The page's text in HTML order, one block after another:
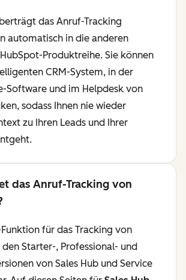
das Anruf-Tracking
automatisch in die anderen
Produktreihe. Sie können
CRM-System, in der
Software und im Helpdesk von
sodass Ihnen nie wieder
zu Ihren Leads und Ihrer
das Anruf-Tracking von
für das Tracking von
Starter-, Professional- und
von Sales Hub und Service